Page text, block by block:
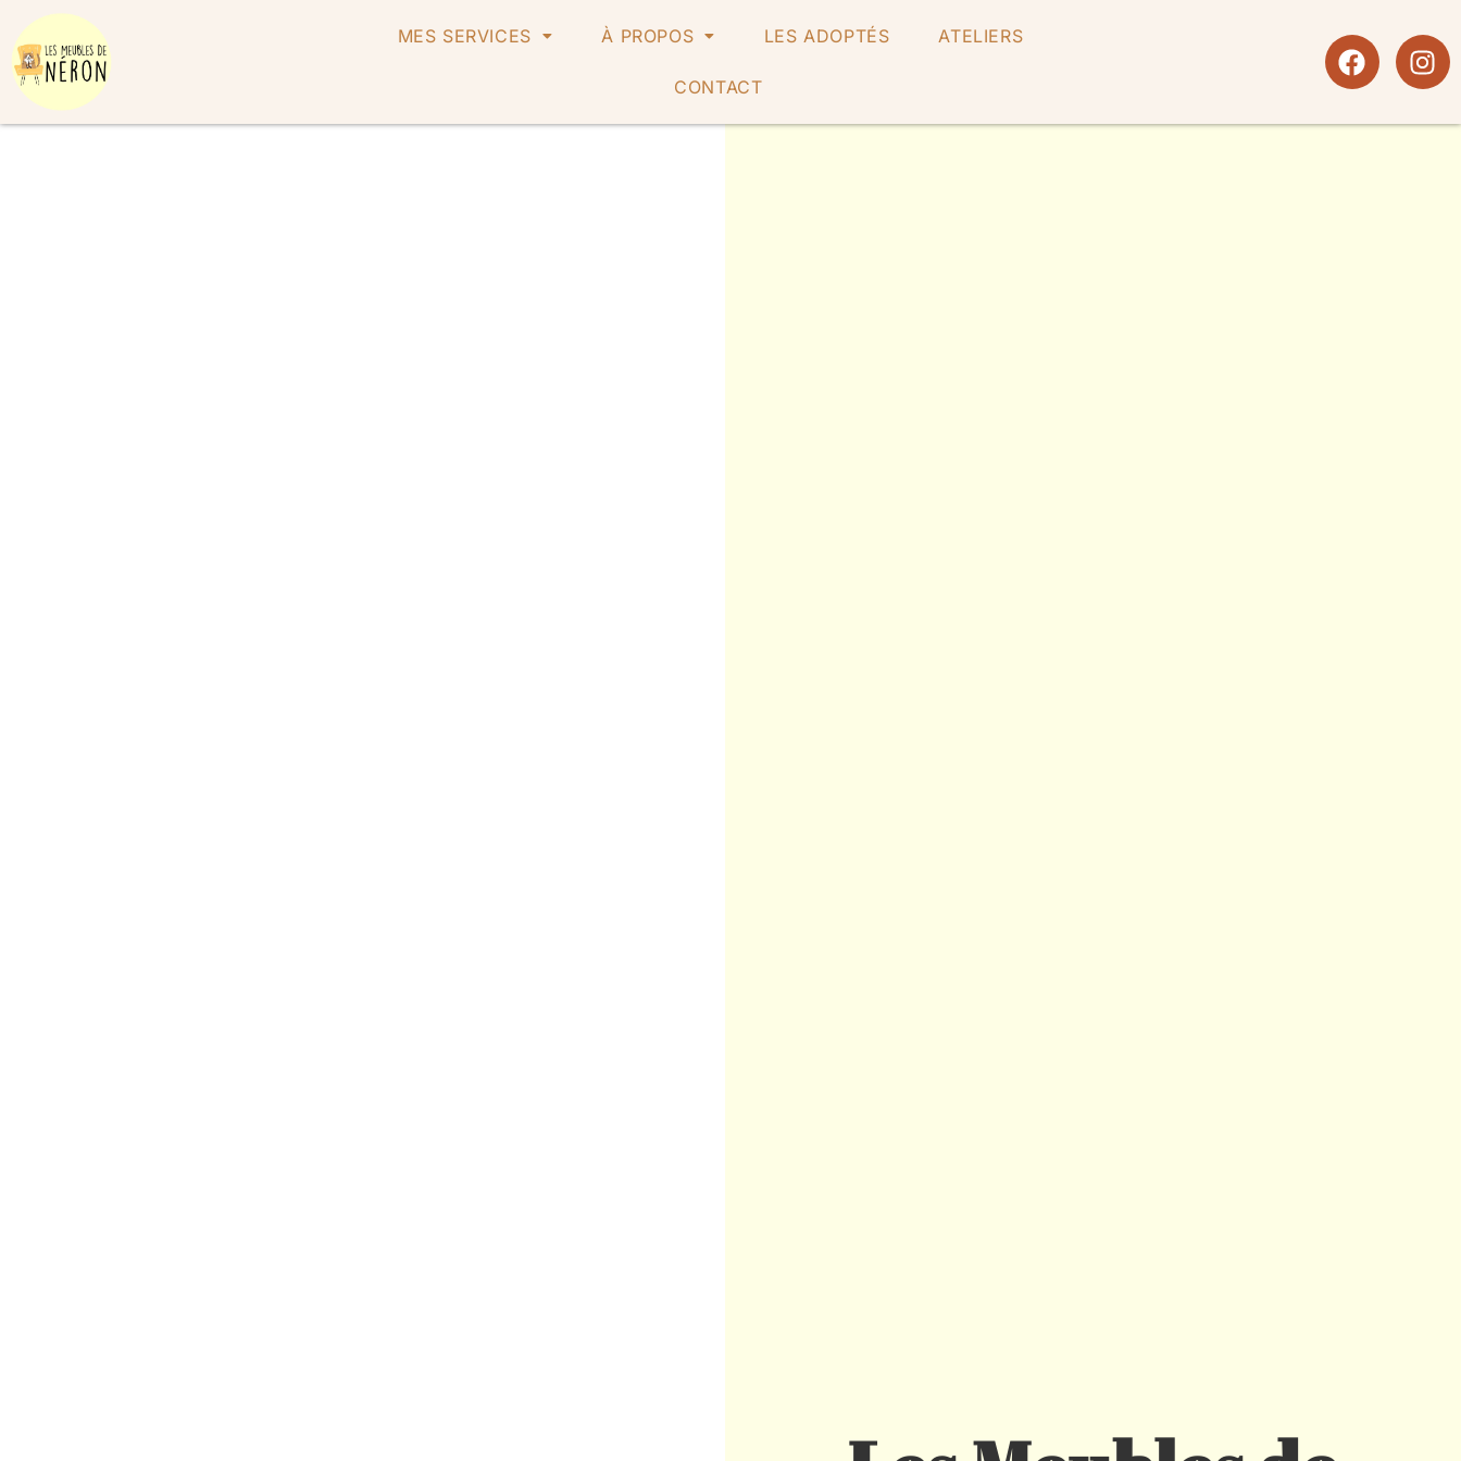
MES SERVICES À PROPOS LES ADOPTÉS ATELIERS
CONTACT